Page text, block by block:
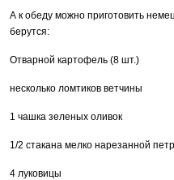
А к обеду можно приготовить
берутся:
Отварной картофель (8 шт.)
несколько ломтиков ветчины
1 чашка зеленых оливок
1/2 стакана мелко нарезанной
4 луковицы